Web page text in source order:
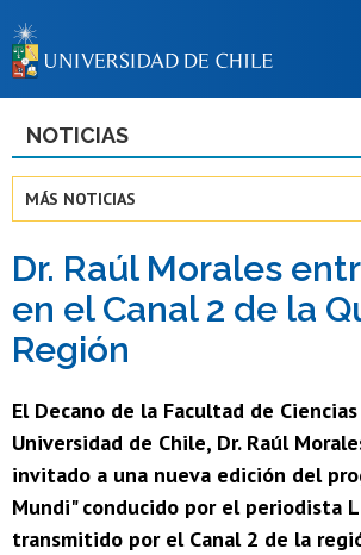
BIBLIOTECAS
Estudiantes
Académicas/os
Funcionarias/os
NOTICIAS
MÁS NOTICIAS
Dr. Raúl Morales
en el Canal 2 de la
Región
El Decano de la Facultad de
Universidad de Chile, Dr. Raúl
invitado a una nueva edición del
Mundi" conducido por el periodista
transmitido por el Canal 2 de la